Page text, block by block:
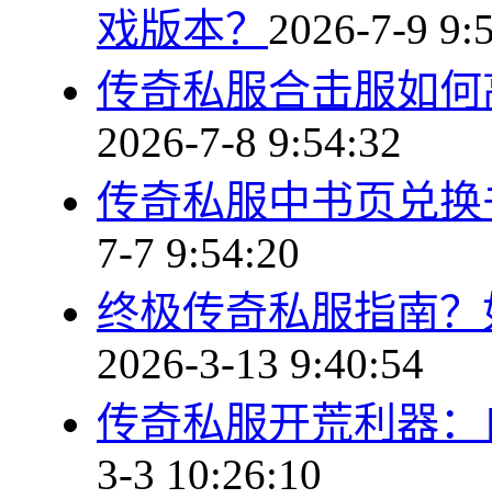
戏版本？ 2026-7-9
传奇私服合击服如
2026-7-8 9:54:32
传奇私服中书页兑
7-7 9:54:20
终极传奇私服指南
2026-3-13 9:40:54
传奇私服开荒利器
3-3 10:26:10